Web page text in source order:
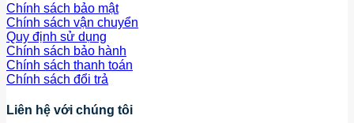
Chính sách bảo mật
Chính sách vận chuyển
Quy định sử dụng
Chính sách bảo hành
Chính sách thanh toán
Chính sách đổi trả
Liên hệ với chúng tôi